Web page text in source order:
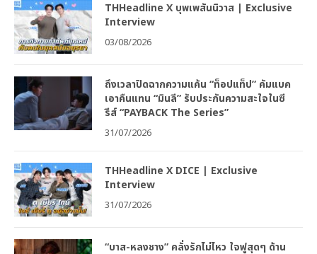
THHeadline X บุพเพสันนิวาส | Exclusive
Interview
03/08/2026
ถึงเวลาปิดฉากความแค้น “ท็อปแท็ป” คัมแบค
เอาคืนแทน “มินลี” รับประกันความสะใจในซี
รีส์ “PAYBACK The Series”
31/07/2026
THHeadline X DICE | Exclusive
Interview
31/07/2026
“บาส-หลงชาง” คลั่งรักไม่ไหว ใจฟูสุดๆ ด้าน